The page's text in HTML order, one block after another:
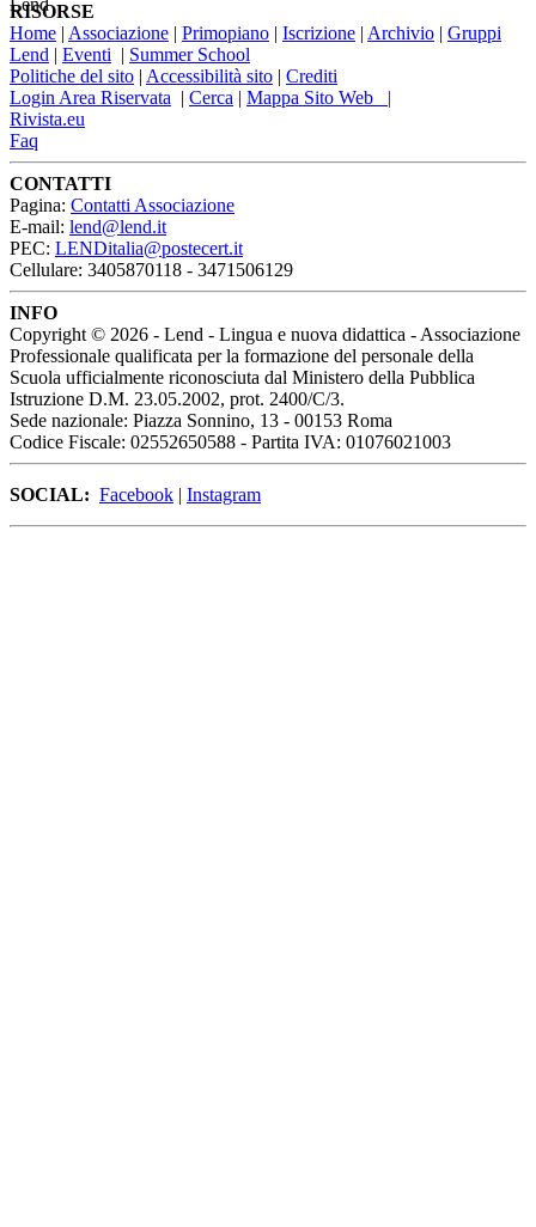
RISORSE
Home | Associazione | Primopiano | Iscrizione | Archivio | Gruppi
Lend | Eventi | Summer School
Politiche del sito | Accessibilità sito | Crediti
Login Area Riservata | Cerca | Mappa Sito Web |
Rivista.eu
Faq
CONTATTI
Pagina: Contatti Associazione
E-mail: lend@lend.it
PEC: LENDitalia@postecert.it
Cellulare: 3405870118 - 3471506129
INFO
Copyright © 2026 - Lend - Lingua e nuova didattica - Associazione
Professionale qualificata per la formazione del personale della
Scuola ufficialmente riconosciuta dal Ministero della Pubblica
Istruzione D.M. 23.05.2002, prot. 2400/C/3.
Sede nazionale: Piazza Sonnino, 13 - 00153 Roma
Codice Fiscale: 02552650588 - Partita IVA: 01076021003
SOCIAL: Facebook | Instagram